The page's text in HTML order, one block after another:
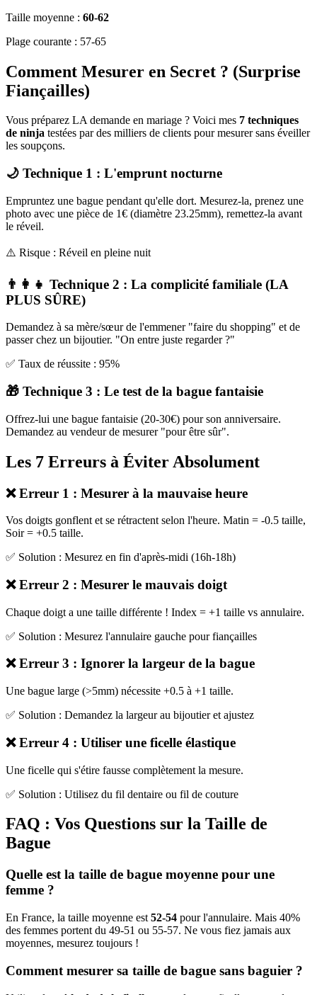
Taille moyenne : 60-62
Plage courante : 57-65
Comment Mesurer en Secret ? (Surprise
Fiançailles)
Vous préparez LA demande en mariage ? Voici mes 7 techniques
de ninja testées par des milliers de clients pour mesurer sans éveiller
les soupçons.
🌙 Technique 1 : L'emprunt nocturne
Empruntez une bague pendant qu'elle dort. Mesurez-la, prenez une
photo avec une pièce de 1€ (diamètre 23.25mm), remettez-la avant
le réveil.
⚠️ Risque : Réveil en pleine nuit
👨‍👩‍👧 Technique 2 : La complicité familiale (LA
PLUS SÛRE)
Demandez à sa mère/sœur de l'emmener "faire du shopping" et de
passer chez un bijoutier. "On entre juste regarder ?"
✅ Taux de réussite : 95%
🎁 Technique 3 : Le test de la bague fantaisie
Offrez-lui une bague fantaisie (20-30€) pour son anniversaire.
Demandez au vendeur de mesurer "pour être sûr".
Les 7 Erreurs à Éviter Absolument
❌ Erreur 1 : Mesurer à la mauvaise heure
Vos doigts gonflent et se rétractent selon l'heure. Matin = -0.5 taille,
Soir = +0.5 taille.
✅ Solution : Mesurez en fin d'après-midi (16h-18h)
❌ Erreur 2 : Mesurer le mauvais doigt
Chaque doigt a une taille différente ! Index = +1 taille vs annulaire.
✅ Solution : Mesurez l'annulaire gauche pour fiançailles
❌ Erreur 3 : Ignorer la largeur de la bague
Une bague large (>5mm) nécessite +0.5 à +1 taille.
✅ Solution : Demandez la largeur au bijoutier et ajustez
❌ Erreur 4 : Utiliser une ficelle élastique
Une ficelle qui s'étire fausse complètement la mesure.
✅ Solution : Utilisez du fil dentaire ou fil de couture
FAQ : Vos Questions sur la Taille de
Bague
Quelle est la taille de bague moyenne pour une
femme ?
En France, la taille moyenne est 52-54 pour l'annulaire. Mais 40%
des femmes portent du 49-51 ou 55-57. Ne vous fiez jamais aux
moyennes, mesurez toujours !
Comment mesurer sa taille de bague sans baguier ?